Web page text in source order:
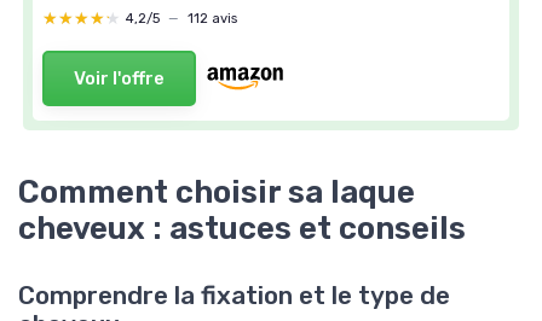
★★★★★
★★★★★ 4,2/5 — 112 avis
Voir l'offre
Comment choisir sa laque
cheveux : astuces et conseils
Comprendre la fixation et le type de